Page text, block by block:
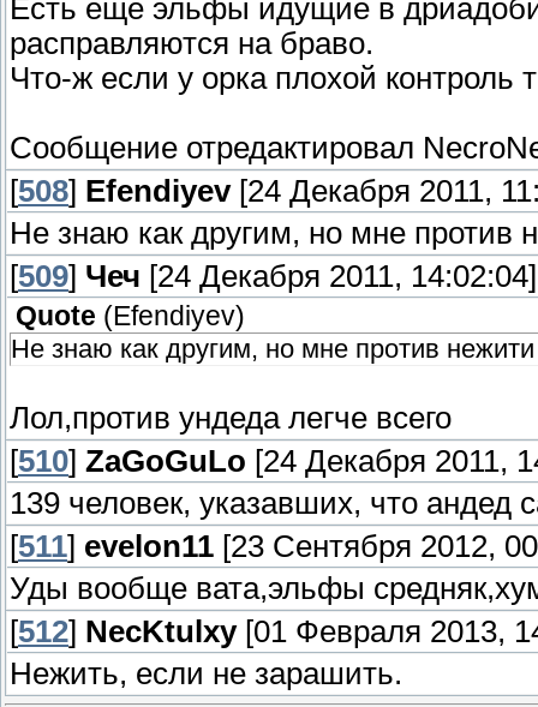
Есть еще эльфы идущие в
расправляются на браво.
Что-ж если у орка плохой контроль
Сообщение отредактировал
[508] Efendiyev[24 Декабря 2011,
Не знаю как другим, но мне против
[509] Чеч [24 Декабря 2011, 14:02:04]
Quote ( Efendiyev)
Не знаю как другим, но мне против
Лол,против ундеда легче всего
[510] ZaGoGuLo [24 Декабря 2011,
139 человек, указавших, что
[511] evelon11 [23 Сентября 2012,
Уды вообще вата,эльфы
[512] NecKtulxy[01 Февраля 2013,
Нежить, если не зарашить.